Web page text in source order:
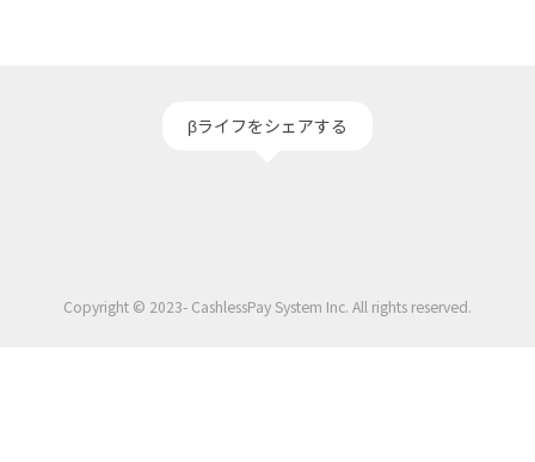
βライフをシェアする
Copyright © 2023- CashlessPay System Inc. All rights reserved.